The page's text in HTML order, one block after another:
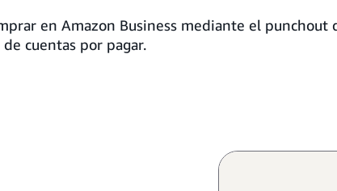
en Amazon Business mediante el punchout
cuentas por pagar.